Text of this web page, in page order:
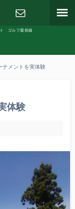
ゴルフ最前線
ナメントを実体験
体験